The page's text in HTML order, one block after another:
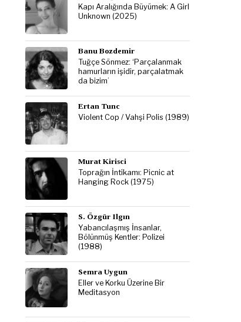
Kapı Aralığında Büyümek: A Girl
Unknown (2025)
Banu Bozdemir
Tuğçe Sönmez: ‘Parçalanmak
hamurların işidir, parçalatmak
da bizim’
Ertan Tunc
Violent Cop / Vahşi Polis (1989)
Murat Kirisci
Toprağın İntikamı: Picnic at
Hanging Rock (1975)
S. Özgür Ilgın
Yabancılaşmış İnsanlar,
Bölünmüş Kentler: Polizei
(1988)
Semra Uygun
Eller ve Korku Üzerine Bir
Meditasyon